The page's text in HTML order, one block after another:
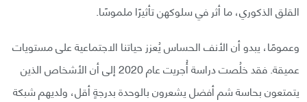
القلق الذكوري، ما أثر في سلوكهن تأثيرًا ملموسًا.
وعمومًا، يبدو أن الأنف الحساس يُعزز حياتنا الاجتماعية على مستويات
عميقة. فقد خلُصت دراسة أُجريت عام 2020 إلى أن الأشخاص الذين
يتمتعون بحاسة شم أفضل يشعرون بالوحدة بدرجةٍ أقل، ولديهم شبكة